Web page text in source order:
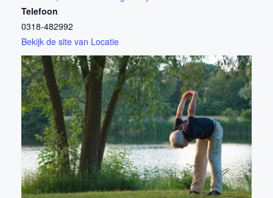
Telefoon
0318-482992
Bekijk de site van Locatie